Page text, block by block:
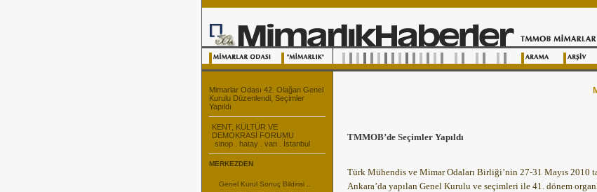
Mimarlar Odası 42. Olağan Genel
Kurulu Düzenlendi, Seçimler
Yapıldı
KENT, KÜLTÜR VE
DEMOKRASİ FORUMU
sinop . hatay . van . İstanbul
MERKEZDEN
Genel Kurul Sonuç Bildirisi ..
TMMOB’de Seçimler Yapıldı
Türk Mühendis ve Mimar Odaları Birliği’nin 27-31 Mayıs 2010
Ankara’da yapılan Genel Kurulu ve seçimleri ile 41. dönem